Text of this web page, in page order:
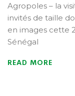
Agropoles – la
invités de taille
en images cette
Sénégal
READ MORE